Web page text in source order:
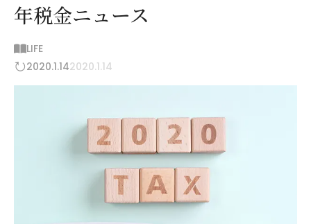
年税金ニュース
LIFE
2020.1.142020.1.14